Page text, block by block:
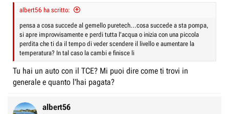
albert56 ha scritto:
pensa a cosa succede al gemello puretech...cosa succede a sta pompa,
si apre improvvisamente e perdi tutta l'acqua o inizia con una piccola
perdita che ti da il tempo di veder scendere il livello e aumentare la
temperatura? In tal caso la cambi e finisce li
Tu hai un auto con il TCE? Mi puoi dire come ti trovi in
generale e quanto l'hai pagata?
albert56